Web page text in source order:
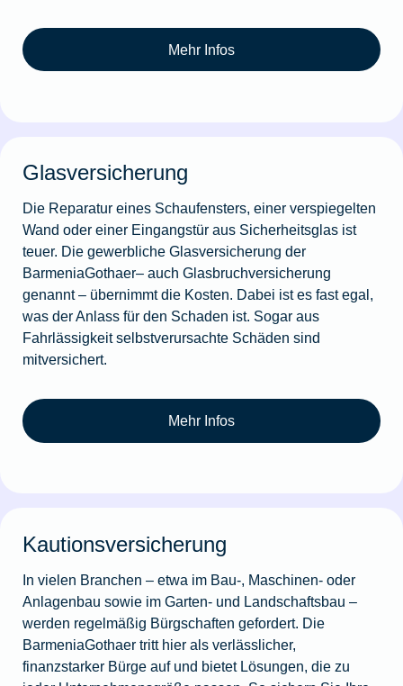
Mehr Infos
Glasversicherung
Die Reparatur eines Schaufensters, einer verspiegelten
Wand oder einer Eingangstür aus Sicherheitsglas ist
teuer. Die gewerbliche Glasversicherung der
BarmeniaGothaer– auch Glasbruchversicherung
genannt – übernimmt die Kosten. Dabei ist es fast egal,
was der Anlass für den Schaden ist. Sogar aus
Fahrlässigkeit selbstverursachte Schäden sind
mitversichert.
Mehr Infos
Kautionsversicherung
In vielen Branchen – etwa im Bau-, Maschinen- oder
Anlagenbau sowie im Garten- und Landschaftsbau –
werden regelmäßig Bürgschaften gefordert. Die
BarmeniaGothaer tritt hier als verlässlicher,
finanzstarker Bürge auf und bietet Lösungen, die zu